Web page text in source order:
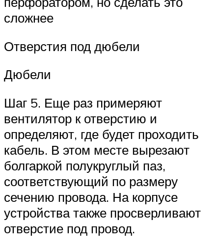
сложнее
Отверстия под дюбели
Дюбели
Шаг 5. Еще раз примеряют
вентилятор к отверстию и
определяют, где будет проходить
кабель. В этом месте вырезают
болгаркой полукруглый паз,
соответствующий по размеру
сечению провода. На корпусе
устройства также просверливают
отверстие под провод.